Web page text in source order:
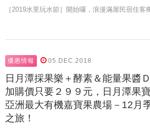
［2019水里玩水節］開始囉，浪漫滿屋民宿住
優惠情報 05.DEC.2018
日月潭採果樂＋酵素＆能量果醬
加購價只要２９９元，日月潭果
亞洲最大有機嘉寶果農場－12月
之旅！